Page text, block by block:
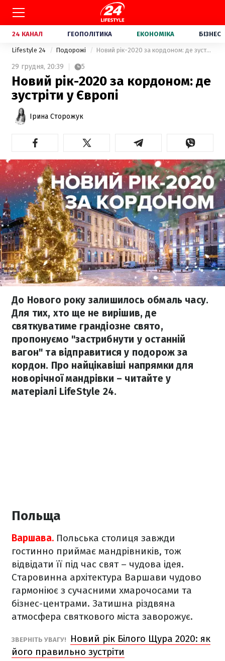
24 КАНАЛ ГЕОПОЛІТИКА ЕКОНОМІКА БІЗНЕС
Lifestyle 24 Подорожі Новий рік-2020 за кордоном: де зустріти у Європі
29 грудня, 20:39 5
Новий рік-2020 за кордоном: де
зустріти у Європі
Ірина Сторожук
До Нового року залишилось обмаль часу.
Для тих, хто ще не вирішив, де
святкуватиме грандіозне свято,
пропонуємо "застрибнути у останній
вагон" та відправитися у подорож за
кордон. Про найцікавіші напрямки для
новорічної мандрівки – читайте у
матеріалі LifeStyle 24.
Польща
Варшава. Польська столиця завжди
гостинно приймає мандрівників, тож
відвідати її під час свят – чудова ідея.
Старовинна архітектура Варшави чудово
гармоніює з сучасними хмарочосами та
бізнес-центрами. Затишна різдвяна
атмосфера святкового міста заворожує.
ЗВЕРНІТЬ УВАГУ!
Новий рік Білого Щура 2020: як
його правильно зустріти